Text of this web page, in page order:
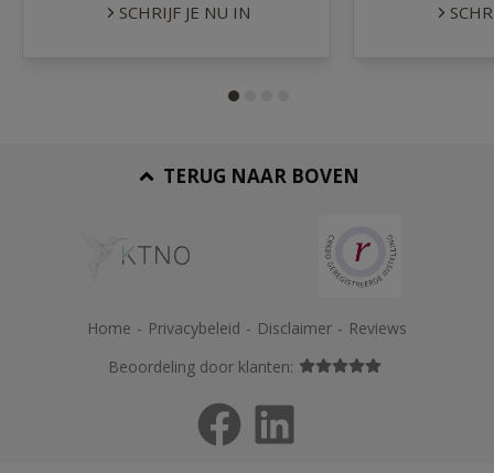
SCHRIJF JE NU IN
TERUG NAAR BOVEN
Home - Privacybeleid - Disclaimer - Reviews
Beoordeling door klanten: